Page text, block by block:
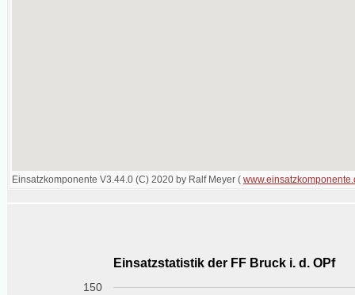
Einsatzkomponente V3.44.0 (C) 2020 by Ralf Meyer (
Einsatzstatistik der FF Bruck i. d. OPf
150